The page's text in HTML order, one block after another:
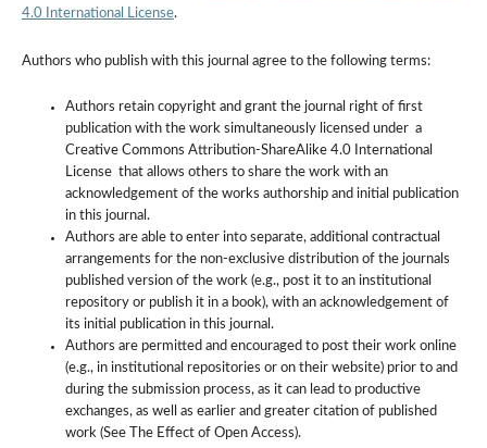
4.0 International License.
Authors who publish with this journal agree to the following terms:
Authors retain copyright and grant the journal right of first
publication with the work simultaneously licensed under a
Creative Commons Attribution-ShareAlike 4.0 International
License that allows others to share the work with an
acknowledgement of the works authorship and initial publication
in this journal.
Authors are able to enter into separate, additional contractual
arrangements for the non-exclusive distribution of the journals
published version of the work (e.g., post it to an institutional
repository or publish it in a book), with an acknowledgement of
its initial publication in this journal.
Authors are permitted and encouraged to post their work online
(e.g., in institutional repositories or on their website) prior to and
during the submission process, as it can lead to productive
exchanges, as well as earlier and greater citation of published
work (See The Effect of Open Access).